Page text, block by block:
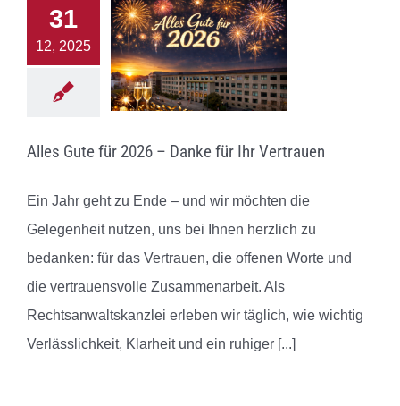
31
12, 2025
Alles Gute für 2026 – Danke für Ihr Vertrauen
Ein Jahr geht zu Ende – und wir möchten die
Gelegenheit nutzen, uns bei Ihnen herzlich zu
bedanken: für das Vertrauen, die offenen Worte und
die vertrauensvolle Zusammenarbeit. Als
Rechtsanwaltskanzlei erleben wir täglich, wie wichtig
Verlässlichkeit, Klarheit und ein ruhiger [...]